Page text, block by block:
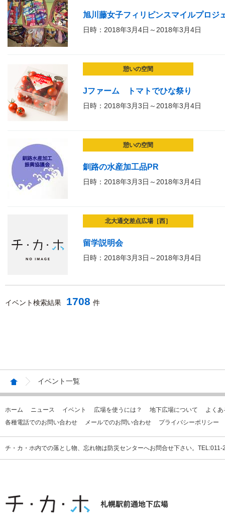
旭川藤女子フィリピンスマイルプロジ
日時：2018年3月4日～2018年3月4日
憩いの空間
Jファーム トマトでひな祭り
日時：2018年3月3日～2018年3月4日
憩いの空間
釧路の水産加工品PR
日時：2018年3月3日～2018年3月4日
北大通交差点広場［西］
留学説明会
日時：2018年3月3日～2018年3月4日
イベント検索結果 1708 件
イベント一覧
ホーム ニュース イベント 広場を使うには？ 地下広場について
よく
各種電話でのお問い合わせ
メールでのお問い合わせ プライバシーポリシー
チ・カ・ホ内での落とし物、忘れ物は防災センターへお問合せ下さい。